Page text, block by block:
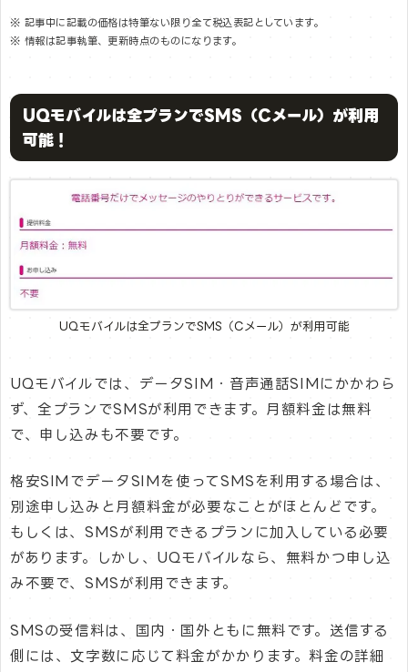
※ 記事中に記載の価格は特筆ない限り全て税込表記としています。
※ 情報は記事執筆、更新時点のものになります。
UQモバイルは全プランでSMS（Cメール）が利用
可能！
UQモバイルは全プランでSMS（Cメール）が利用可能
UQモバイルでは、データSIM・音声通話SIMにかかわら
ず、全プランでSMSが利用できます。月額料金は無料
で、申し込みも不要です。
格安SIMでデータSIMを使ってSMSを利用する場合は、
別途申し込みと月額料金が必要なことがほとんどです。
もしくは、SMSが利用できるプランに加入している必要
があります。しかし、UQモバイルなら、無料かつ申し込
み不要で、SMSが利用できます。
SMSの受信料は、国内・国外ともに無料です。送信する
側には、文字数に応じて料金がかかります。料金の詳細